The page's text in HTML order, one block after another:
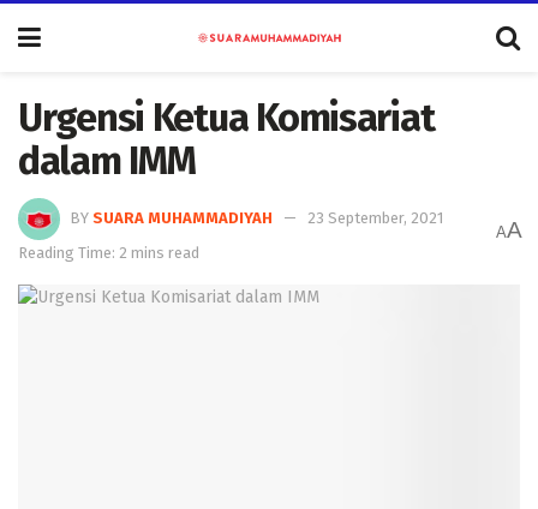
Urgensi Ketua Komisariat
dalam IMM
BY SUARA MUHAMMADIYAH
23 September, 2021
Reading Time: 2 mins read
AA